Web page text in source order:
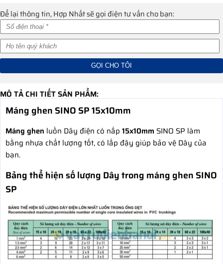
Để lại thông tin, Hợp Nhất sẽ gọi điện tư vấn cho bạn:
MÔ TẢ CHI TIẾT SẢN PHẨM:
Máng ghen SINO SP 15x10mm
Máng ghen luồn Dây điện có nắp 15x10mm SINO SP làm
bằng nhựa chất lượng tốt, có lắp đậy giúp bảo vệ Dây của
bạn.
Bảng thể hiện số lượng Dây trong máng ghen SINO
SP